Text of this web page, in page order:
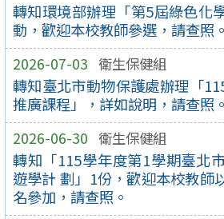
轉知環境部辦理「第5屆綠色化
動，歡迎本校教師參選，請查照。
2026-07-03 衛生保健組
轉知臺北市動物保護處辦理「
推廣課程」，詳如說明，請查照。
2026-06-30 衛生保健組
轉知「115學年度第1學期臺北
遊學計 劃」1份，歡迎本校教師
名參加，請查照。